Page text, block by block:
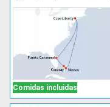
Comidas incluidas